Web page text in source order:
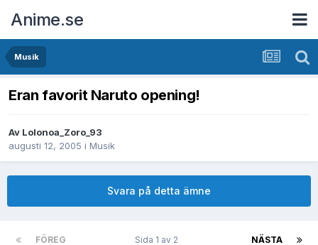
Anime.se
Musik
Eran favorit Naruto opening!
Av Lolonoa_Zoro_93
augusti 12, 2005 i Musik
Svara på detta ämne
FÖREG NÄSTA
Sida 1 av 2